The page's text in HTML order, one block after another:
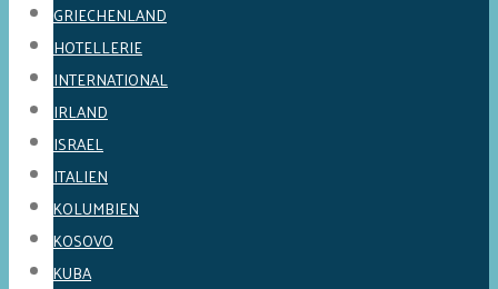
GRIECHENLAND
HOTELLERIE
INTERNATIONAL
IRLAND
ISRAEL
ITALIEN
KOLUMBIEN
KOSOVO
KUBA